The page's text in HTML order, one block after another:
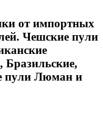
от импортных
Чешские пули
Бразильские,
пули Люман и